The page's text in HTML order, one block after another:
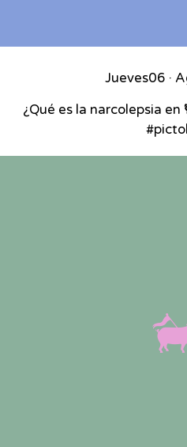
Jueves06 ·
¿Qué es la narcolepsia